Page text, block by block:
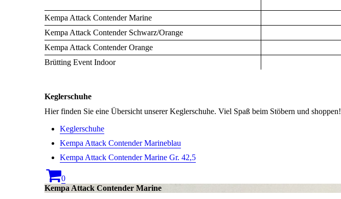
Kempa Attack Contender Marine
Kempa Attack Contender Schwarz/Orange
Kempa Attack Contender Orange
Brütting Event Indoor
Keglerschuhe
Hier finden Sie eine Übersicht unserer Keglerschuhe. Viel Spaß beim Stöbern und shoppen!
Keglerschuhe
Kempa Attack Contender Marineblau
Kempa Attack Contender Marine Gr. 42,5
0
Kempa Attack Contender Marine